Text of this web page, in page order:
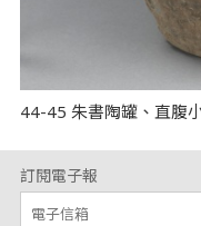
44-45 朱書陶罐、直腹
訂閱電子報